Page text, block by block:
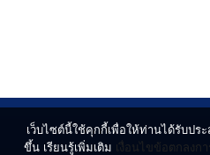
เว็บไซต์นี้ใช้คุกกี้เพื่อให้ท่านได้รับปร
ขึ้น เรียนรู้เพิ่มเติม เงื่อนไขข้อตกลงก